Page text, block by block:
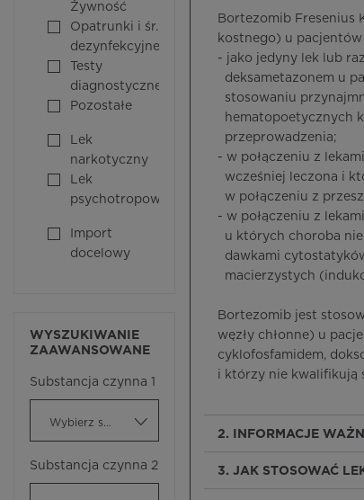
Żywność
Opatrunki i śr.
dezynfekcyjne
Testy
diagnostyczne
Pozostałe
Lek
narkotyczny
Lek
psychotropowy
Import
docelowy
WYSZUKIWANIE
ZAAWANSOWANE
Substancja czynna 1
Substancja czynna 2
Bortezomib Fresenius
kostnego) u
- jako jedyny lek lub
deksametazonem u
stosowaniu
hematopoetycznych
przeprowadzenia;
- w połączeniu z
wcześniej leczona i
w połączeniu z
- w połączeniu z
u których choroba
dawkami
macierzystych
Bortezomib jest
węzły chłonne) u
cyklofosfamidem,
i którzy nie kwalifikują
2. INFORMACJE
3. JAK STOSOWAĆ